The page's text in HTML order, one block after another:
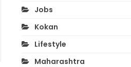
Jobs
Kokan
Lifestyle
Maharashtra